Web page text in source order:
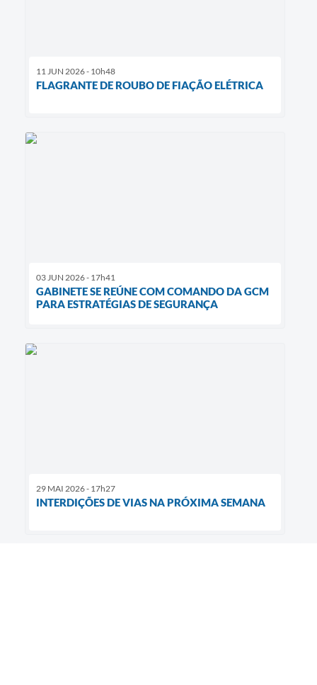
11 JUN 2026 - 10h48
FLAGRANTE DE ROUBO DE FIAÇÃO ELÉTRICA
03 JUN 2026 - 17h41
GABINETE SE REÚNE COM COMANDO DA GCM
PARA ESTRATÉGIAS DE SEGURANÇA
29 MAI 2026 - 17h27
INTERDIÇÕES DE VIAS NA PRÓXIMA SEMANA